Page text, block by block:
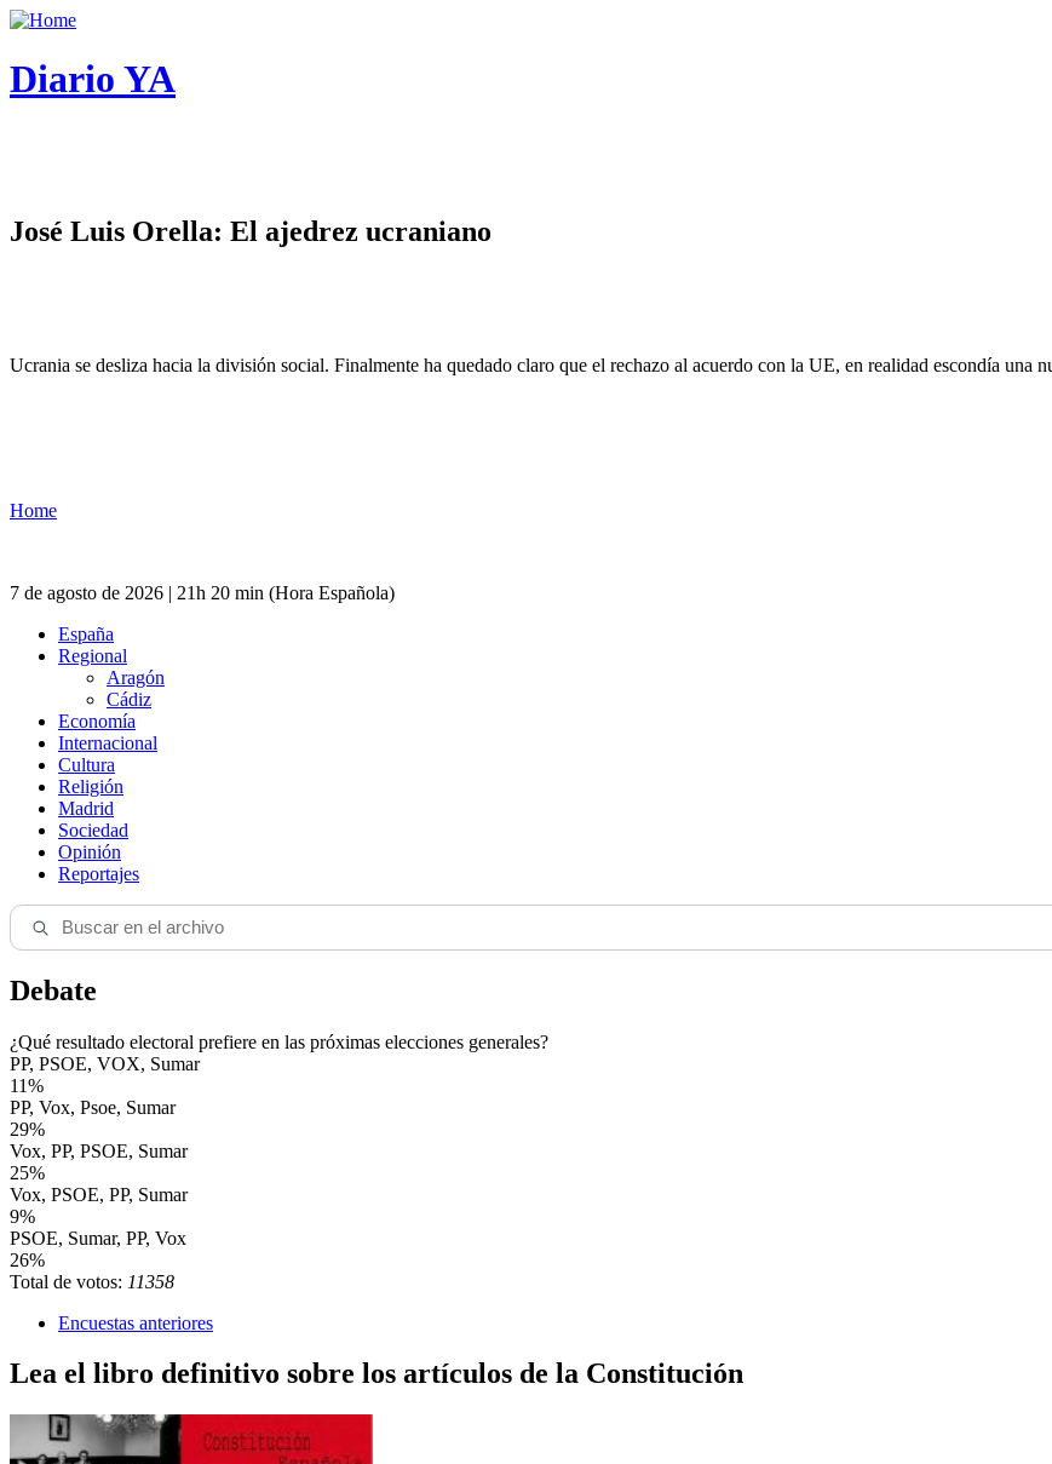
Diario YA
José Luis Orella: El ajedrez ucraniano
Ucrania se desliza hacia la división social. Finalmente ha quedado claro que el rechazo al acuerdo con la UE, en realidad escondía una
Home
7 de agosto de 2026 | 21h 20 min (Hora Española)
España
Regional
Aragón
Cádiz
Economía
Internacional
Cultura
Religión
Madrid
Sociedad
Opinión
Reportajes
Debate
¿Qué resultado electoral prefiere en las próximas elecciones generales?
PP, PSOE, VOX, Sumar
11%
PP, Vox, Psoe, Sumar
29%
Vox, PP, PSOE, Sumar
25%
Vox, PSOE, PP, Sumar
9%
PSOE, Sumar, PP, Vox
26%
Total de votos: 11358
Encuestas anteriores
Lea el libro definitivo sobre los artículos de la Constitución